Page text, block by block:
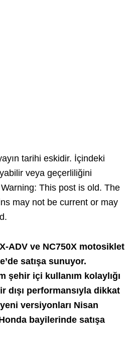
tarihi eskidir. İçindeki
veya geçerliliğini
This post is old. The
may not be current or may
ADV ve NC750X motosiklet
satışa sunuyor.
şehir içi kullanım kolaylığı
dışı performansıyla dikkat
versiyonları Nisan
bayilerinde satışa